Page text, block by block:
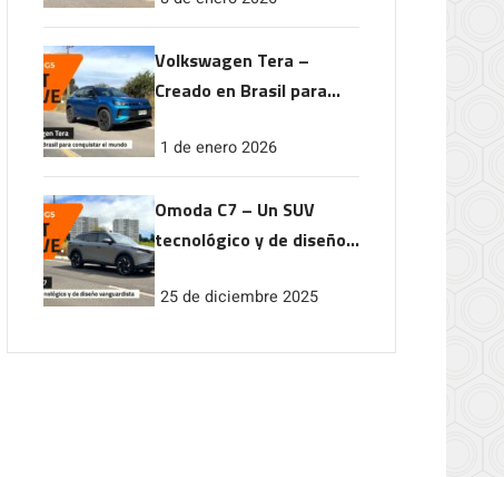
Volkswagen Tera –
Creado en Brasil para
1 de enero 2026
Omoda C7 – Un SUV
tecnológico y de diseño
25 de diciembre 2025